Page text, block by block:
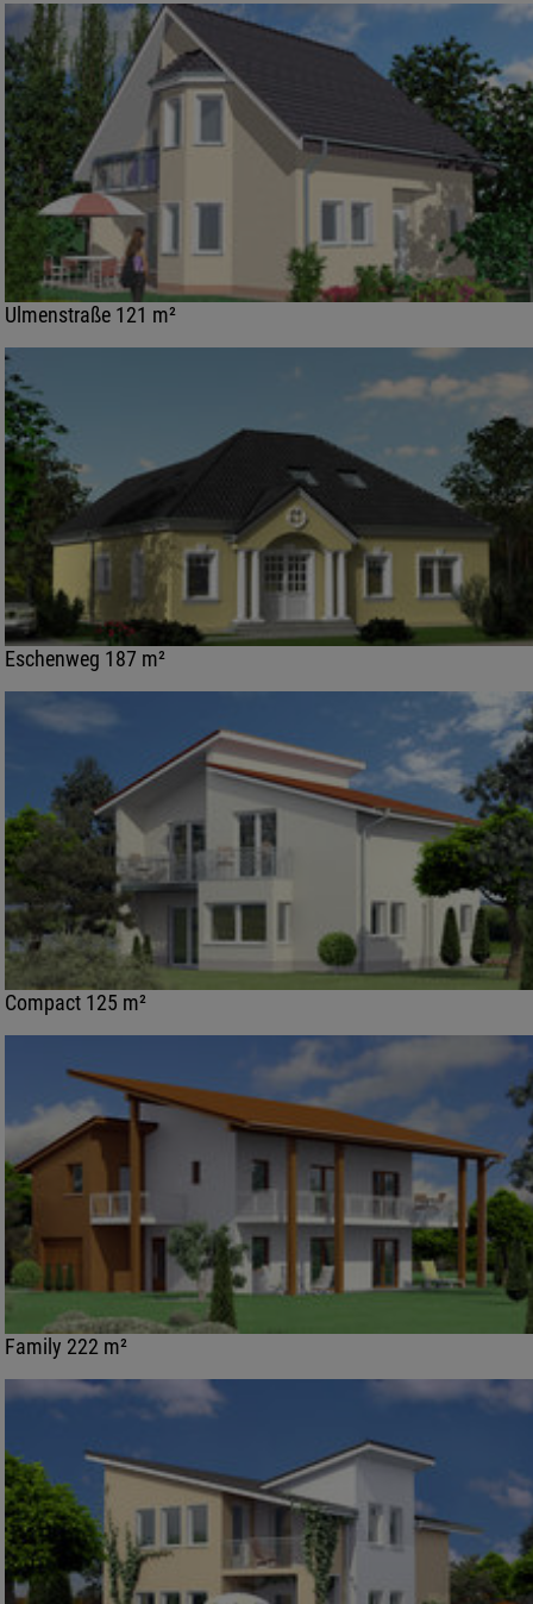
Ulmenstraße 121 m²
Eschenweg 187 m²
Compact 125 m²
Family 222 m²